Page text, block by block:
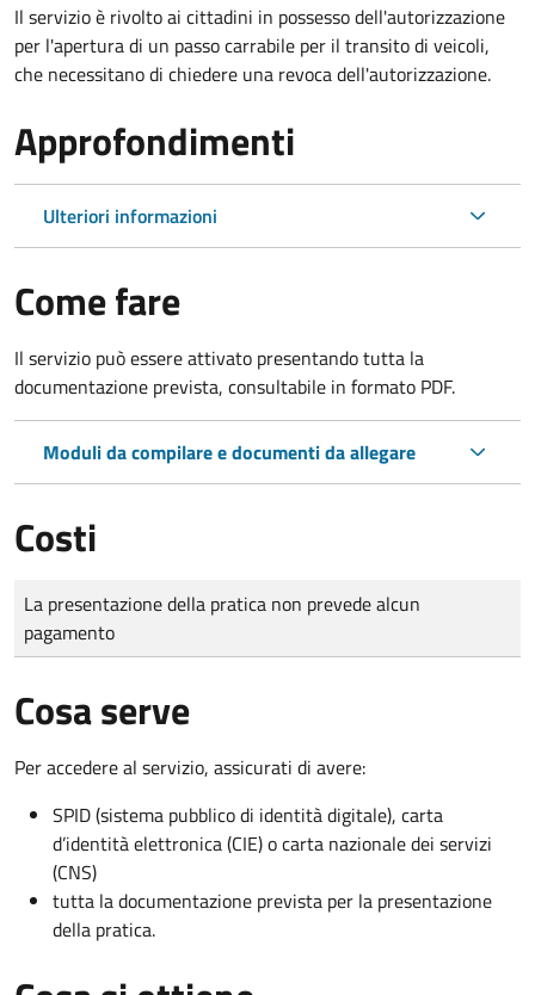
Il servizio è rivolto ai cittadini in possesso dell'autorizzazione
per l'apertura di un passo carrabile per il transito di veicoli,
che necessitano di chiedere una revoca dell'autorizzazione.
Approfondimenti
Ulteriori informazioni
Come fare
Il servizio può essere attivato presentando tutta la
documentazione prevista, consultabile in formato PDF.
Moduli da compilare e documenti da allegare
Costi
Tipo di pagamento
Importo
La presentazione della pratica non prevede alcun
pagamento
Cosa serve
Per accedere al servizio, assicurati di avere:
SPID (sistema pubblico di identità digitale), carta
d’identità elettronica (CIE) o carta nazionale dei servizi
(CNS)
tutta la documentazione prevista per la presentazione
della pratica.